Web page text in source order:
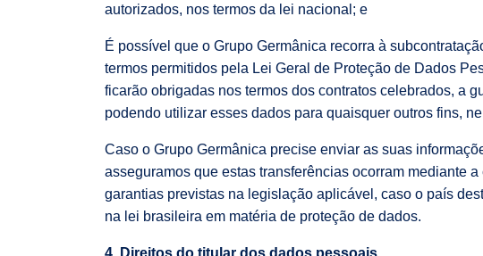
autorizados, nos termos da lei nacional; e
É possível que o Grupo Germânica recorra à
termos permitidos pela Lei Geral de Proteção de Dados
ficarão obrigadas nos termos dos contratos celebrados, a
podendo utilizar esses dados para quaisquer outros fins,
Caso o Grupo Germânica precise enviar as suas
asseguramos que estas transferências ocorram mediante
garantias previstas na legislação aplicável, caso o país
na lei brasileira em matéria de proteção de dados.
4. Direitos do titular dos dados pessoais